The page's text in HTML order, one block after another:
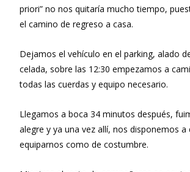
priori” no nos quitaría mucho tiempo,
el camino de regreso a casa.
Dejamos el vehículo en el parking, alado
celada, sobre las 12:30 empezamos a
todas las cuerdas y equipo necesario.
Llegamos a boca 34 minutos después,
alegre y ya una vez allí, nos disponemos a
equiparnos como de costumbre.